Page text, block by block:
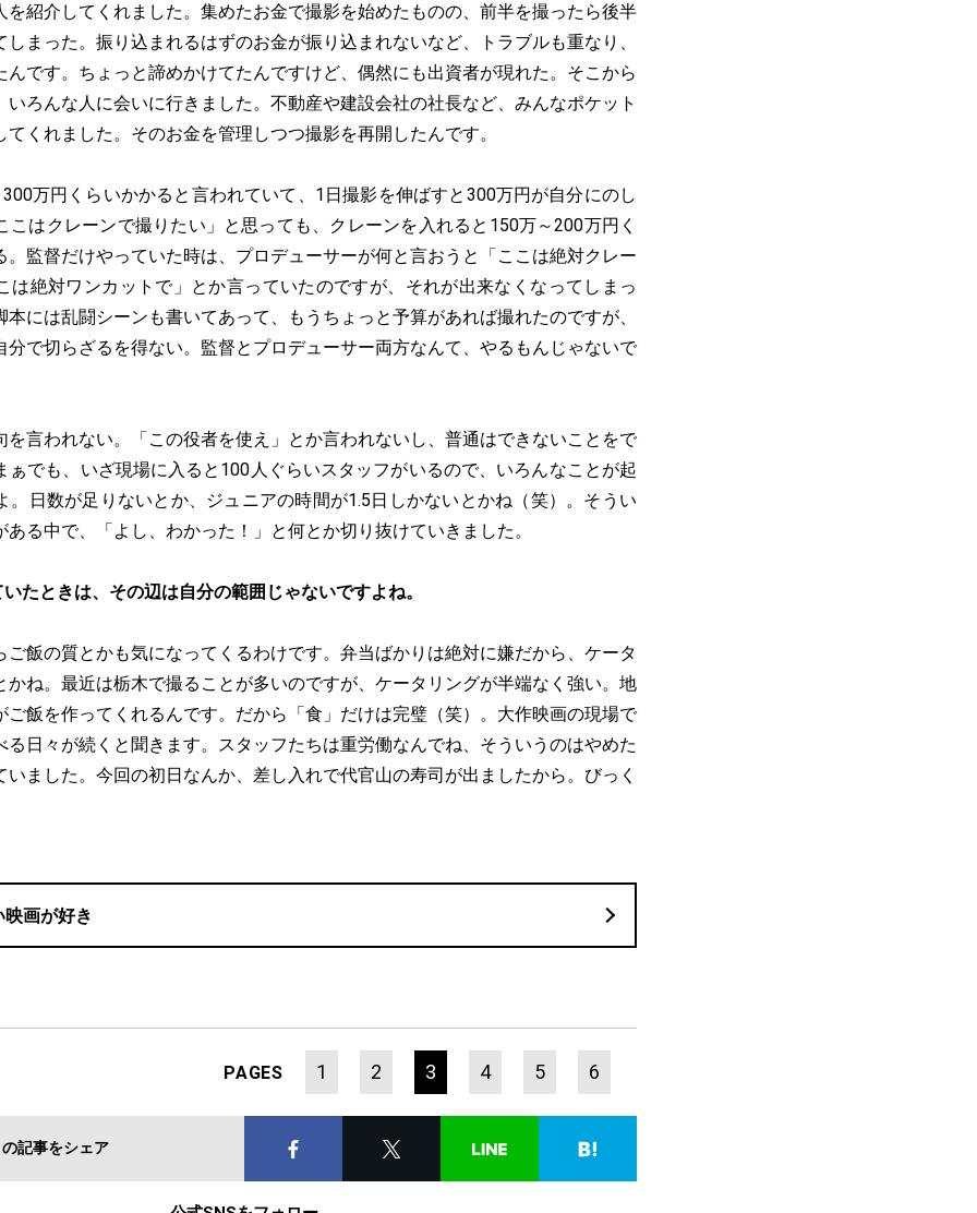
を紹介してくれました。集めたお金で撮影を始めたものの、前半を撮ったら後半
まった。振り込まれるはずのお金が振り込まれないなど、トラブルも重なり、
んです。ちょっと諦めかけてたんですけど、偶然にも出資者が現れた。そこから
いろんな人に会いに行きました。不動産や建設会社の社長など、みんなポケット
くれました。そのお金を管理しつつ撮影を再開したんです。
万円くらいかかると言われていて、1日撮影を伸ばすと300万円が自分にのし
こはクレーンで撮りたい」と思っても、クレーンを入れると150万～200万円く
。監督だけやっていた時は、プロデューサーが何と言おうと「ここは絶対クレー
は絶対ワンカットで」とか言っていたのですが、それが出来なくなってしまっ
には乱闘シーンも書いてあって、もうちょっと予算があれば撮れたのですが、
分で切らざるを得ない。監督とプロデューサー両方なんて、やるもんじゃないで
を言われない。「この役者を使え」とか言われないし、普通はできないことをで
ぁでも、いざ現場に入ると100人ぐらいスタッフがいるので、いろんなことが起
。日数が足りないとか、ジュニアの時間が1.5日しかないとかね（笑）。そうい
る中で、「よし、わかった！」と何とか切り抜けていきました。
たときは、その辺は自分の範囲じゃないですよね。
ご飯の質とかも気になってくるわけです。弁当ばかりは絶対に嫌だから、ケータ
かね。最近は栃木で撮ることが多いのですが、ケータリングが半端なく強い。地
ご飯を作ってくれるんです。だから「食」だけは完璧（笑）。大作映画の現場で
る日々が続くと聞きます。スタッフたちは重労働なんでね、そういうのはやめた
いました。今回の初日なんか、差し入れで代官山の寿司が出ましたから。びっく
映画が好き
PAGES 1 2 3 4 5 6
記事をシェア